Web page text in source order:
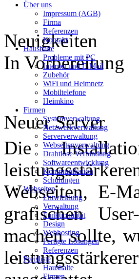
Über uns
Impressum (AGB)
Firma
Referenzen
Kontakt
Haushalte
Probleme mit PC
Internet und E-Mail
Zubehör
WiFi und Heimnetz
Mobiltelefone
Heimkino
Firmen
Systemverwaltung
Netzwerkverwaltung
Serververwaltung
Webseitenverwaltung
Drahtlose Verbindung
Softwareentwicklung
Kommunikation
Schulungen
Webseiten
Entwicklung
Verwaltung
Funktionalität
Design
Webhosting
Fertigte Lösungen
Referenzen
Preisliste
Haushalte
Firmen
Neuigkeiten
In Vorbereitung
Neuer Server
Die
Webseiten, E-
grafischen
machen sollte,